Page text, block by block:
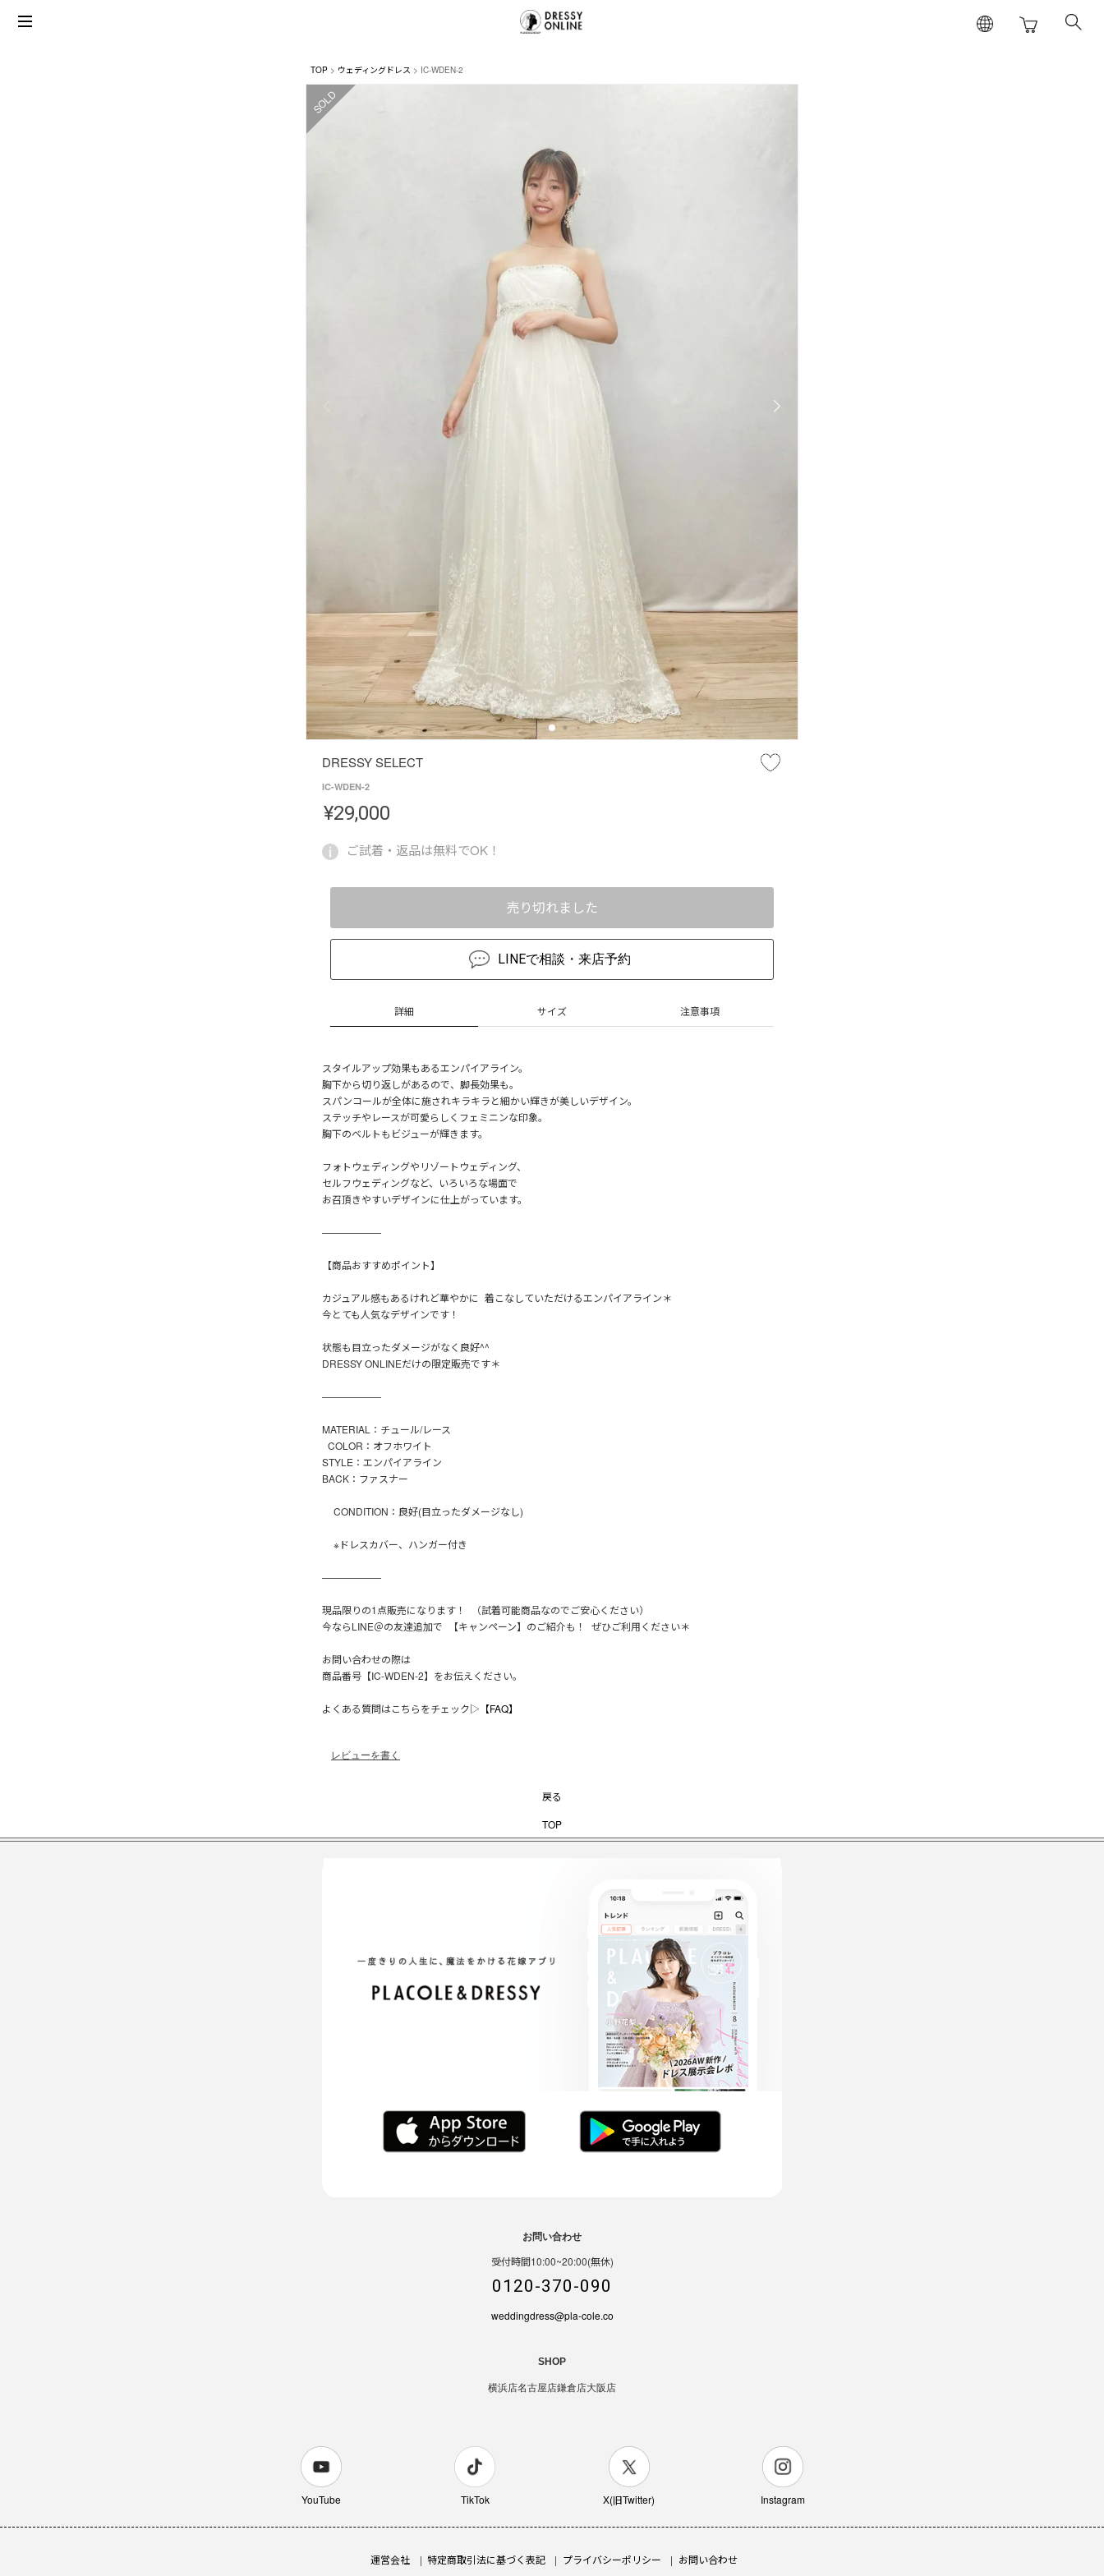
TOP ウェディングドレス IC-WDEN-2
DRESSY SELECT
IC-WDEN-2
¥29,000
ご試着・返品は無料でOK！
売り切れました
LINEで相談・来店予約
詳細 サイズ 注意事項
スタイルアップ効果もあるエンパイアライン。
胸下から切り返しがあるので、脚長効果も。
スパンコールが全体に施されキラキラと細かい輝きが美しいデザイン。
ステッチやレースが可愛らしくフェミニンな印象。
胸下のベルトもビジューが輝きます。
フォトウェディングやリゾートウェディング、
セルフウェディングなど、いろいろな場面で
お召頂きやすいデザインに仕上がっています。
——————
【商品おすすめポイント】
カジュアル感もあるけれど華やかに 着こなしていただけるエンパイアライン＊
今とても人気なデザインです！
状態も目立ったダメージがなく良好^^
DRESSY ONLINEだけの限定販売です＊
——————
MATERIAL：チュール/レース
COLOR：オフホワイト
STYLE：エンパイアライン
BACK：ファスナー
CONDITION：良好(目立ったダメージなし)
※ドレスカバー、ハンガー付き
——————
現品限りの1点販売になります！ （試着可能商品なのでご安心ください）
今ならLINE＠の友達追加で 【キャンペーン】のご紹介も！ ぜひご利用ください＊
お問い合わせの際は
商品番号【IC-WDEN-2】をお伝えください。
よくある質問はこちらをチェック▷ 【FAQ】
レビューを書く
戻る
TOP
お問い合わせ
受付時間10:00~20:00(無休)
0120-370-090
weddingdress@pla-cole.co
SHOP
横浜店名古屋店鎌倉店大阪店
YouTube TikTok X(旧Twitter) Instagram
運営会社 特定商取引法に基づく表記 プライバシーポリシー お問い合わせ